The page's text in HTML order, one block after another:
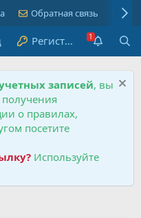
Обратная связь
Регистрация
записей, вы
о правилах,
посетите
Используйте